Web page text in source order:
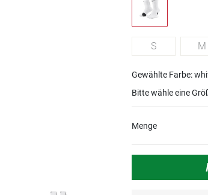
S M
Gewählte Farbe:
Bitte wähle eine
Menge